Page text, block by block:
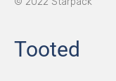
Tooted